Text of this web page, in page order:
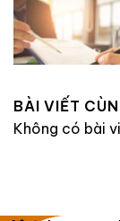
BÀI VIẾT
Không có bài